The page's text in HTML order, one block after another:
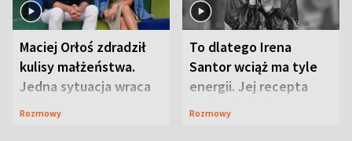
Maciej Orłoś zdradził
kulisy małżeństwa.
Jedna sytuacja wraca
jak bumerang
Rozmowy
To dlatego Irena
Santor wciąż ma tyle
energii. Jej recepta
jest zaskakująco
Rozmowy